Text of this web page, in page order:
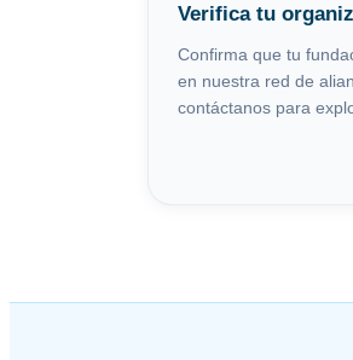
Verifica tu
Confirma que tu
en nuestra red de
contáctanos para